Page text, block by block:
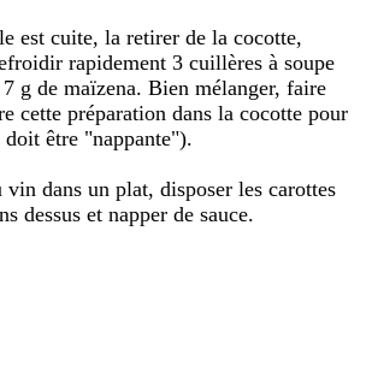
est cuite, la retirer de la cocotte,
rapidement 3 cuillères à soupe
g de maïzena. Bien mélanger, faire
cette préparation dans la cocotte pour
être "nappante").
vin dans un plat, disposer les carottes
dessus et napper de sauce.